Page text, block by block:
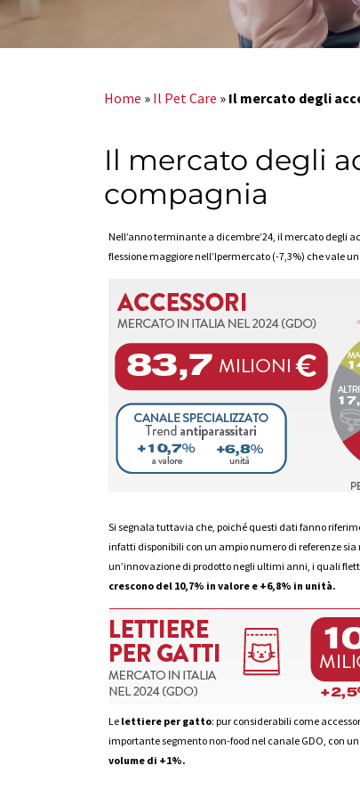
Home » Il Pet Care » Il mercato degli
Il mercato degli
compagnia
Nell’anno terminante a dicembre’24, il mercato degli
flessione maggiore nell’Ipermercato (-7,3%) che vale
Si segnala tuttavia che, poiché questi dati fanno
infatti disponibili con un ampio numero di referenze
un’innovazione di prodotto negli ultimi anni, i quali
crescono del 10,7% in valore e +6,8% in unità.
Le lettiere per gatto: pur considerabili come
importante segmento non-food nel canale GDO, con
volume di +1%.